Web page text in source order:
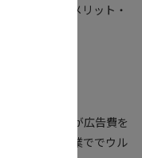
サス活用のメリット・
。
るため、企業が広告費を
けていた企業ででウル